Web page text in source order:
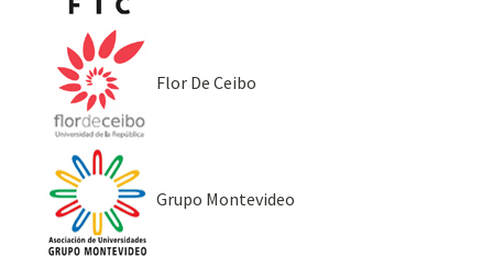
Flor De Ceibo
Grupo Montevideo